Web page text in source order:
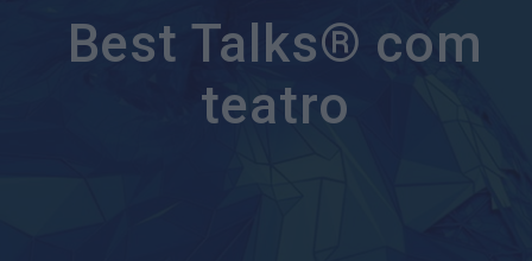
Best Talks® com
teatro